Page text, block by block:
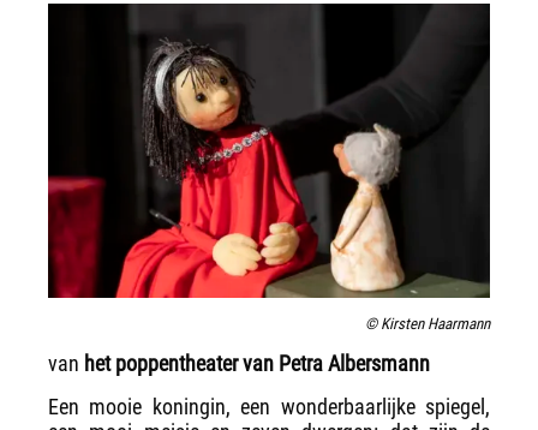
© Kirsten Haarmann
van het poppentheater van Petra Albersmann
Een mooie koningin, een wonderbaarlijke spiegel,